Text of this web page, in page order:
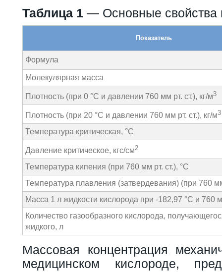
Таблица 1 — Основные свойства
Показатель
Формула
Молекулярная масса
Плотность (при 0 °С и давлении 760 мм рт. ст.), кг/м3
Плотность (при 20 °С и давлении 760 мм рт. ст.), кг/м3
Температура критическая, °С
Давление критическое, кгс/см2
Температура кипения (при 760 мм рт. ст.), °С
Температура плавления (затвердевания) (при 760
Масса 1 л жидкости кислорода при -182,97 °С и 760
Количество газообразного кислорода,
жидкого, л
Массовая концентрация
медицинском кислороде,